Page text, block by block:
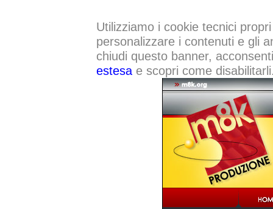
Utilizziamo i cookie tecnici
personalizzare i contenuti e gli
chiudi questo banner,
estesae scopri come